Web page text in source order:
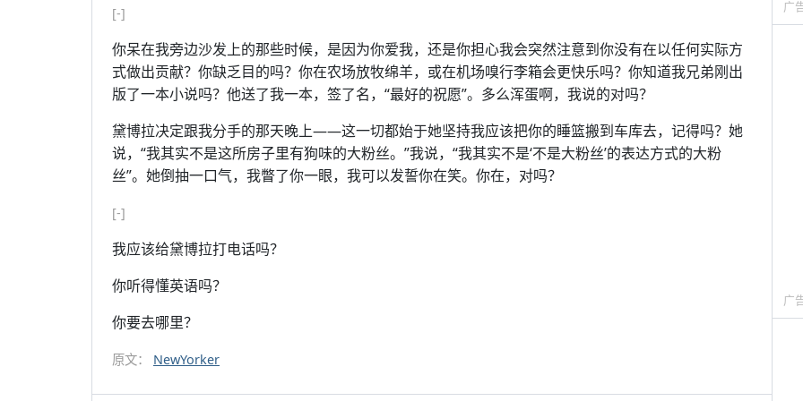
[-]
你呆在我旁边沙发上的那些时候，是因为你爱我，还是你担心我会突然注意到你没有在以任何实际方
式做出贡献？你缺乏目的吗？你在农场放牧绵羊，或在机场嗅行李箱会更快乐吗？你知道我兄弟刚出
版了一本小说吗？他送了我一本，签了名，“最好的祝愿”。多么浑蛋啊，我说的对吗？
黛博拉决定跟我分手的那天晚上——这一切都始于她坚持我应该把你的睡篮搬到车库去，记得吗？她
说，“我其实不是这所房子里有狗味的大粉丝。”我说，“我其实不是‘不是大粉丝’的表达方式的大粉
丝”。她倒抽一口气，我瞥了你一眼，我可以发誓你在笑。你在，对吗？
[-]
我应该给黛博拉打电话吗？
你听得懂英语吗？
你要去哪里？
原文： NewYorker
广
广